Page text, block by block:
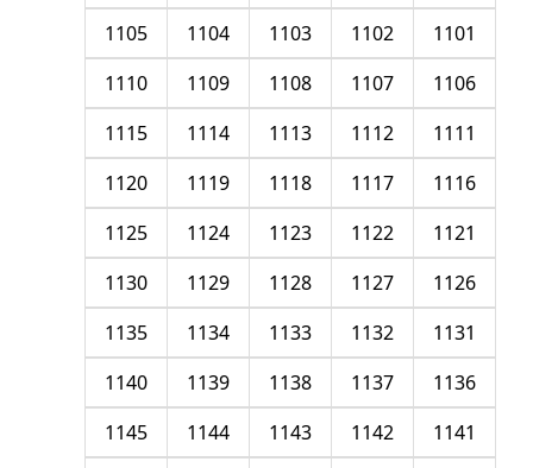
1101
1102
1103
1104
1105
1106
1107
1108
1109
1110
1111
1112
1113
1114
1115
1116
1117
1118
1119
1120
1121
1122
1123
1124
1125
1126
1127
1128
1129
1130
1131
1132
1133
1134
1135
1136
1137
1138
1139
1140
1141
1142
1143
1144
1145